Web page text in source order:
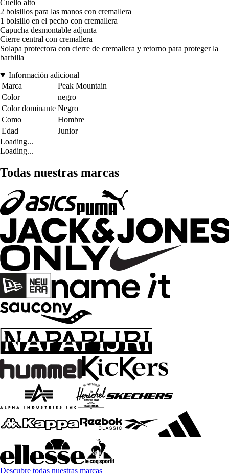
Cuello alto
2 bolsillos para las manos con cremallera
1 bolsillo en el pecho con cremallera
Capucha desmontable adjunta
Cierre central con cremallera
Solapa protectora con cierre de cremallera y retorno para proteger la
barbilla
Información adicional
Marca
Peak Mountain
Color
negro
Color dominante Negro
Como
Hombre
Edad
Junior
Loading...
Loading...
Todas nuestras marcas
Descubre todas nuestras marcas